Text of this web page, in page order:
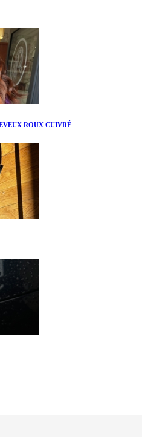
ROUX CUIVRÉ